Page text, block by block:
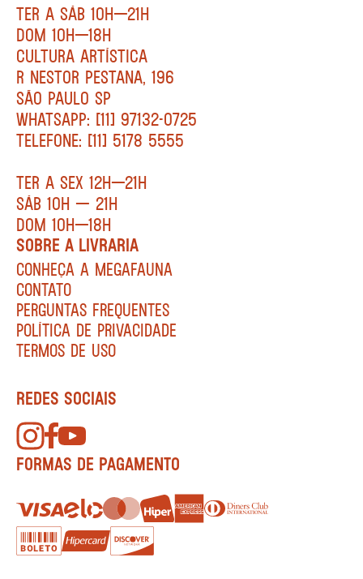
TER A SÁB 10H—21H
DOM 10H—18H
CULTURA ARTÍSTICA
R NESTOR PESTANA, 196
SÃO PAULO SP
WHATSAPP: [11] 97132-0725
TELEFONE: [11] 5178 5555
TER A SEX 12H—21H
SÁB 10H — 21H
DOM 10H—18H
SOBRE A LIVRARIA
CONHEÇA A MEGAFAUNA
CONTATO
PERGUNTAS FREQUENTES
POLÍTICA DE PRIVACIDADE
TERMOS DE USO
REDES SOCIAIS
FORMAS DE PAGAMENTO